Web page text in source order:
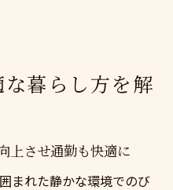
暮らし方を解
上させ通勤も快適に
まれた静かな環境でのび